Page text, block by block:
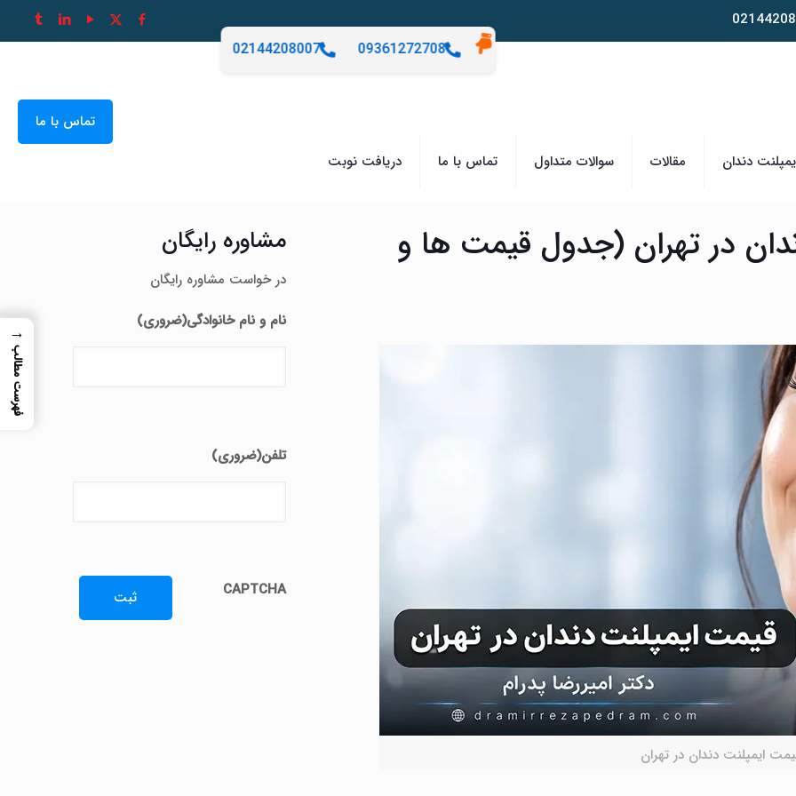
09361272708
02144208007
دندان مقالات سوالات متداول تماس با ما دریافت نوبت
تماس با ما
در تهران (جدول قیمت‌ ها و
ایمپلنت دندان در تهران
مشاوره رایگان
در خواست مشاوره رایگان
نام و نام خانوادگی(ضروری)
تلفن(ضروری)
CAPTCHA
→
فهرست مطالب